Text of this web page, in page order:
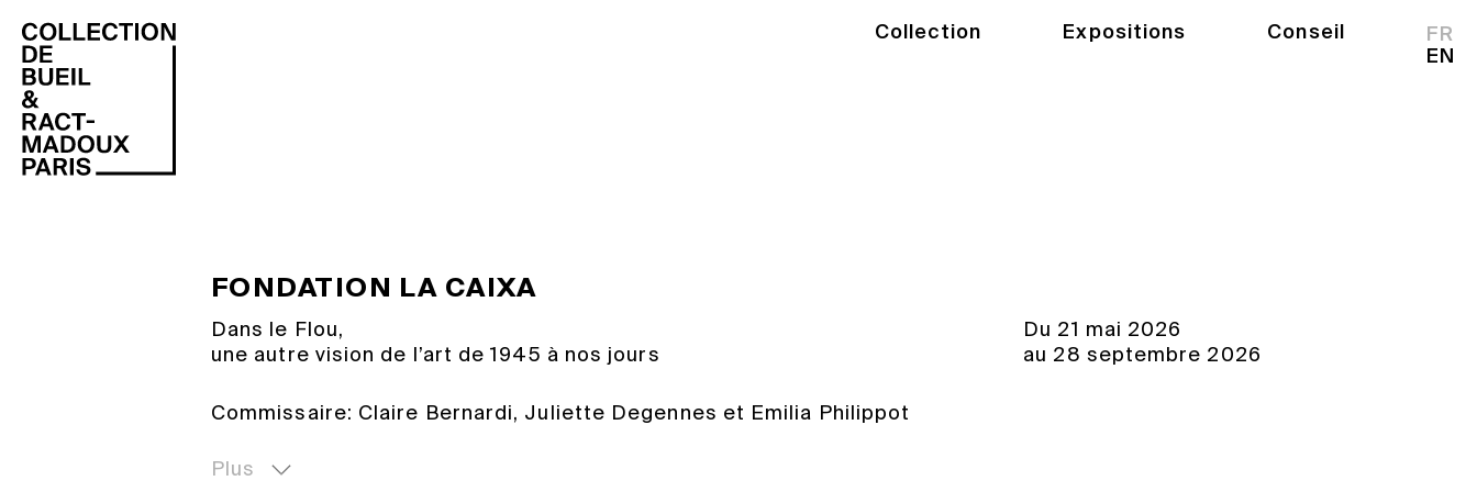
Collection Expositions Conseil
FR
EN
FONDATION LA CAIXA
Dans le Flou,
une autre vision de l’art de 1945 à nos jours
Commissaire: Claire Bernardi, Juliette Degennes et Emilia Philippot
Cette exposition fait délibérément du flou une clé qui ouvre une autre
Du 21 mai 2026
au 28 septembre 2026